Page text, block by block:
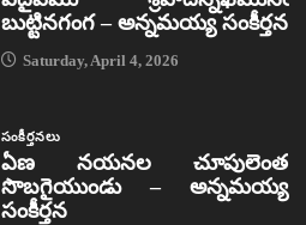
బుట్టినగంగ – అన్నమయ్య సంకీర్తన
Saturday, April 4, 2026
సంకీర్తనలు
ఏణ నయనల చూపులెంత
సొబగైయుండు – అన్నమయ్య
సంకీర్తన